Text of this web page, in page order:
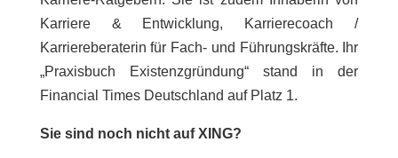
Karriere & Entwicklung, Karrierecoach /
Karriereberaterin für Fach- und Führungskräfte. Ihr
„Praxisbuch Existenzgründung“ stand in der
Financial Times Deutschland auf Platz 1.
Sie sind noch nicht auf XING?